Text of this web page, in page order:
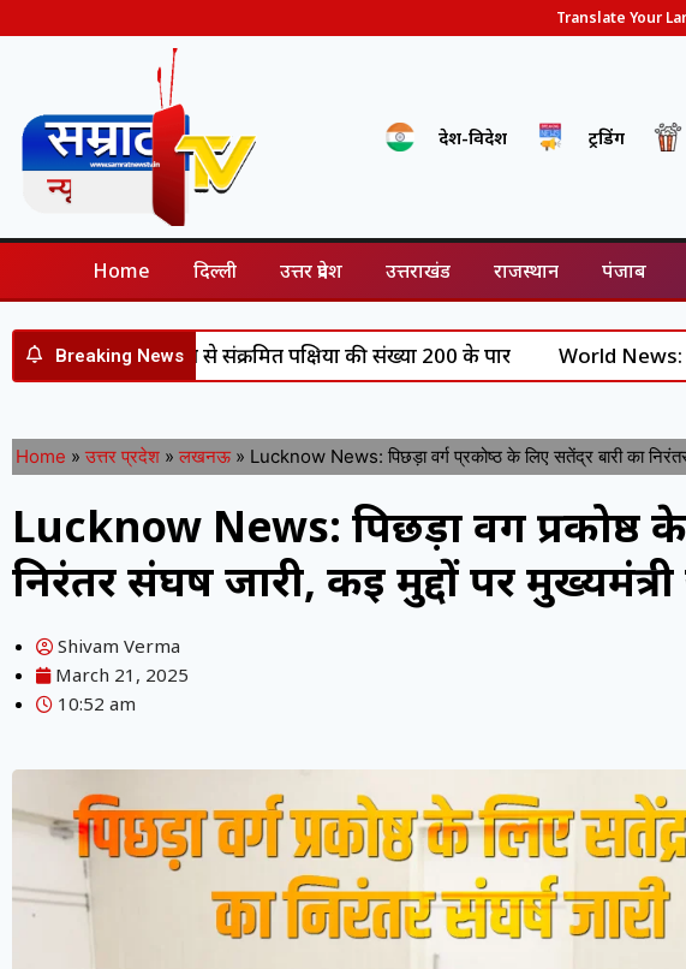
Translate Your
देश-विदेश ट्रेंडिंग
Home दिल्ली उत्तर प्रदेश उत्तराखंड राजस्थान पंजाब
Breaking News
वायरस से संक्रमित पक्षियों की संख्या 200 के पार World News: अमेरिकी
Home » उत्तर प्रदेश » लखनऊ » Lucknow News: पिछड़ा वर्ग प्रकोष्ठ के लिए सतेंद्र बारी का
Lucknow News: पिछड़ा वर्ग प्रकोष्ठ
निरंतर संघर्ष जारी, कई मुद्दों पर
Shivam Verma
March 21, 2025
10:52 am